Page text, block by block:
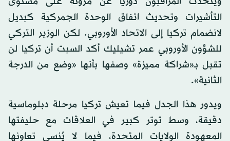
التأشيرات وتحديث اتفاق الوحدة الجمركية كبديل
لانضمام تركيا إلى الاتحاد الأوروبي. لكن الوزير التركي
للشؤون الأوروبي عمر تشيليك أكد السبت أن تركيا لن
تقبل بـ«شراكة مميزة» وصفها بأنها «وضع من الدرجة
الثانية».
ويدور هذا الجدل فيما تعيش تركيا مرحلة دبلوماسية
دقيقة، وسط توتر كبير في العلاقات مع حليفتها
المعهودة الولايات المتحدة، فيما لا يُنسي تعاونها